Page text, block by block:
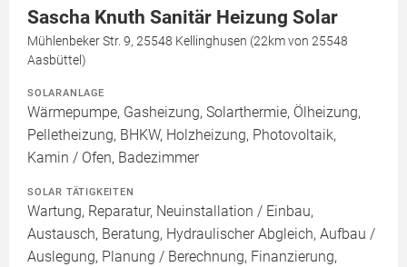
Sascha Knuth Sanitär Heizung Solar
Mühlenbeker Str. 9, 25548 Kellinghusen (22km von 25548
Aasbüttel)
SOLARANLAGE
Wärmepumpe, Gasheizung, Solarthermie, Ölheizung,
Pelletheizung, BHKW, Holzheizung, Photovoltaik,
Kamin / Ofen, Badezimmer
SOLAR TÄTIGKEITEN
Wartung, Reparatur, Neuinstallation / Einbau,
Austausch, Beratung, Hydraulischer Abgleich, Aufbau /
Auslegung, Planung / Berechnung, Finanzierung,